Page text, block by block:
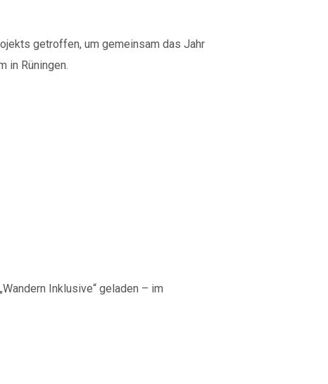
getroffen, um gemeinsam das Jahr
in Rüningen.
Inklusive“ geladen – im